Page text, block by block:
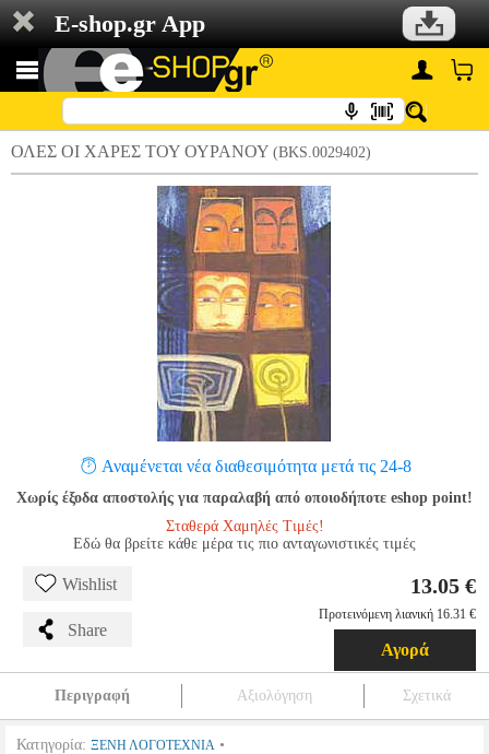
E-shop.gr App
ΟΛΕΣ ΟΙ ΧΑΡΕΣ ΤΟΥ ΟΥΡΑΝΟΥ (BKS.0029402)
Αναμένεται νέα διαθεσιμότητα μετά τις 24-8
Χωρίς έξοδα αποστολής για παραλαβή από οποιοδήποτε eshop point!
Σταθερά Χαμηλές Τιμές!
Εδώ θα βρείτε κάθε μέρα τις πιο ανταγωνιστικές τιμές
Wishlist
Share
13.05 €
Προτεινόμενη λιανική 16.31 €
Αγορά
Περιγραφή Αξιολόγηση Σχετικά
Κατηγορία: ΞΕΝΗ ΛΟΓΟΤΕΧΝΙΑ •